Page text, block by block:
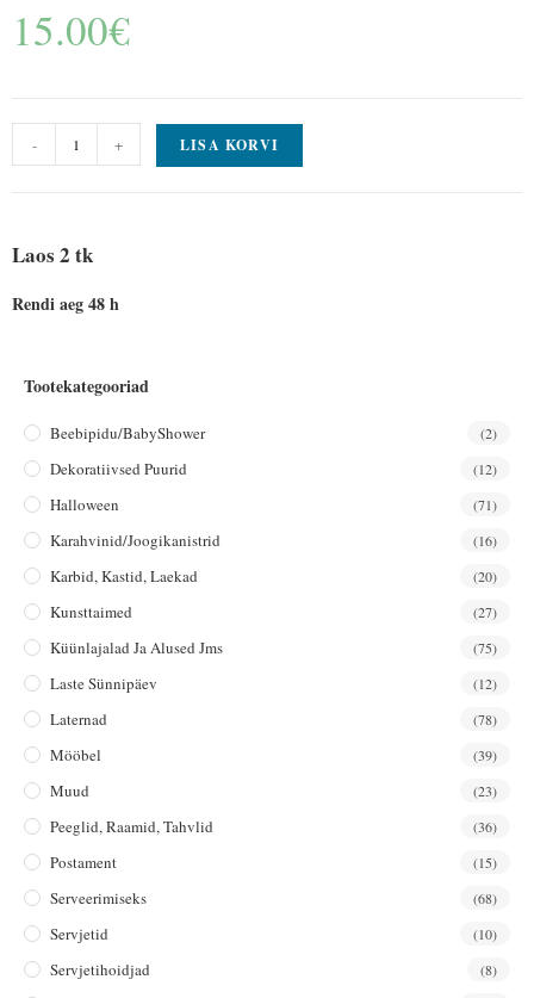
15.00€
- + LISA KORVI
Laos 2 tk
Rendi aeg 48 h
Tootekategooriad
Beebipidu/BabyShower (2)
Dekoratiivsed Puurid (12)
Halloween (71)
Karahvinid/joogikanistrid (16)
Karbid, Kastid, Laekad (20)
Kunsttaimed (27)
Küünlajalad Ja Alused Jms (75)
Laste Sünnipäev (12)
Laternad (78)
Mööbel (39)
Muud (23)
Peeglid, Raamid, Tahvlid (36)
Postament (15)
Serveerimiseks (68)
Servjetid (10)
Servjetihoidjad (8)